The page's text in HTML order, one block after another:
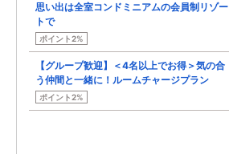
思い出は全室コンドミニアムの会員制リゾー
トで
ポイント2%
【グループ歓迎】＜4名以上でお得＞気の合
う仲間と一緒に！ルームチャージプラン
ポイント2%